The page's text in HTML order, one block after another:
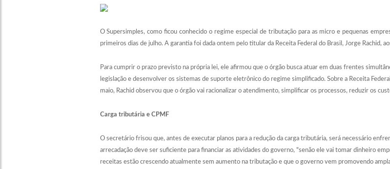
O Supersimples, como ficou conhecido o regime especial de tributação para as micro e pequenas
primeiros dias de julho. A garantia foi dada ontem pelo titular da Receita Federal do Brasil, Jorge Rachid,
Para cumprir o prazo previsto na própria lei, ele afirmou que o órgão busca atuar em duas frentes
legislação e desenvolver os sistemas de suporte eletrônico do regime simplificado. Sobre a Receita
maio, Rachid observou que o órgão vai racionalizar o atendimento, simplificar os processos, reduzir os
Carga tributária e CPMF
O secretário frisou que, antes de executar planos para a redução da carga tributária, será necessário
arrecadação deve ser suficiente para financiar as atividades do governo, "senão ele vai tomar dinheiro
receitas estão crescendo atualmente sem aumento na tributação e que o governo vem promovendo